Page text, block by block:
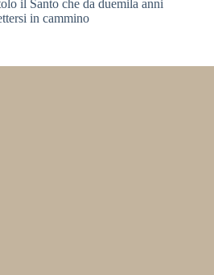
il Santo che da duemila anni
in cammino